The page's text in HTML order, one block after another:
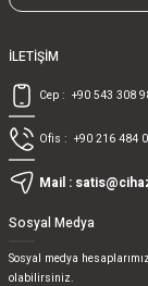
İLETİŞİM
Cep : +90 543 308
Ofis : +90 216 484
Mail :
Sosyal Medya
Sosyal medya
olabilirsiniz.